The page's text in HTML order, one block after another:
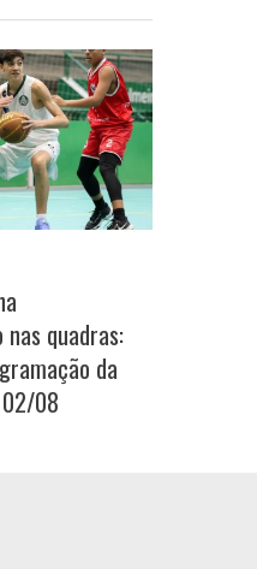
quadras:
da
08